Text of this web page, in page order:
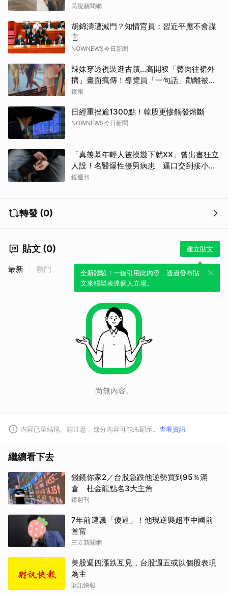
民視新聞網
胡錦濤遭滅門？知情官員：習近平應不會謀
害
NOWNEWS今日新聞
辣妹穿透視裝逛古蹟…高開衩「臀肉往裙外
擠」畫面瘋傳！導覽員「一句話」勸離被狂
讚
鏡報
日經重挫逾1300點！韓股更慘觸發熔斷
NOWNEWS今日新聞
「真羨慕年輕人被摸幾下就XX」曾出書狂立
人設！名醫爆性侵男病患 逼口交到接小孩
鬧鐘響才停
鏡週刊
轉發 (0)
貼文 (0) 建立貼文
全新體驗！一鍵引用此內容，透過發布貼
文來輕鬆表達個人立場。
最新 熱門
尚無內容。
內容已至結尾。請注意，部分內容可能未顯示。 查看資訊
繼續看下去
錢鏡你家2／台股急跌他逆勢買到95％滿
倉 杜金龍點名3大主角
鏡週刊
7年前遭譏「傻逼」！他現逆襲超車中國前
首富
三立新聞網
美股週四漲跌互見，台股週五或以個股表現
為主
財訊快報